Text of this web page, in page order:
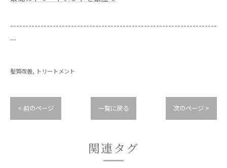
--------------------------------------------------------------------
--
髪質改善 トリートメント
< 前のページ 一覧に戻る 次のページ >
関連タグ